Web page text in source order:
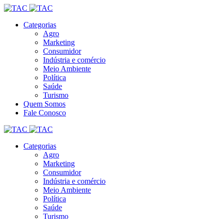
Categorias
Agro
Marketing
Consumidor
Indústria e comércio
Meio Ambiente
Política
Saúde
Turismo
Quem Somos
Fale Conosco
Categorias
Agro
Marketing
Consumidor
Indústria e comércio
Meio Ambiente
Política
Saúde
Turismo